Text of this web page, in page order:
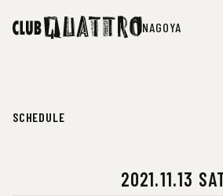
NAGOYA
SCHEDULE
2021.11.13